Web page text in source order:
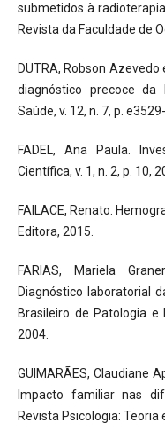
submetidos à
Revista da Faculdade de
DUTRA, Robson
diagnóstico precoce da
Saúde, v. 12, n. 7, p.
FADEL, Ana Paula.
Científica, v. 1, n. 2, p. 10,
FAILACE, Renato.
Editora, 2015.
FARIAS, Mariela
Diagnóstico laboratorial
Brasileiro de Patologia e
2004.
GUIMARÃES, Claudiane
Impacto familiar nas
Revista Psicologia: Teoria